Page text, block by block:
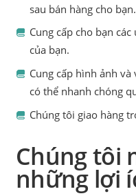
sau bán hàng cho bạn.
Cung cấp cho bạn
của bạn.
Cung cấp hình ảnh
có thể nhanh chóng
Chúng tôi giao hàng
Chúng tôi
những lợi